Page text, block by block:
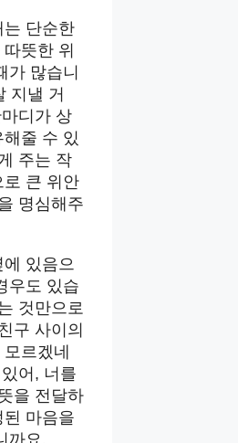
는 단순한
뜻한 위
가 많습니
지낼 거
디가 상
줄 수 있
주는 작
로 큰 위안
명심해주
있음으
우도 있습
것만으로
구 사이의
르겠네
어, 너를
을 전달하
마음을
까요.